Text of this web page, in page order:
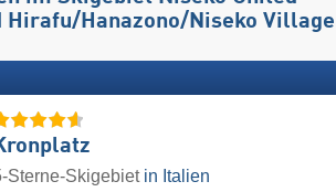
Hirafu/​Hanazono/​Niseko Village
Sterne-Skigebiet in Italien